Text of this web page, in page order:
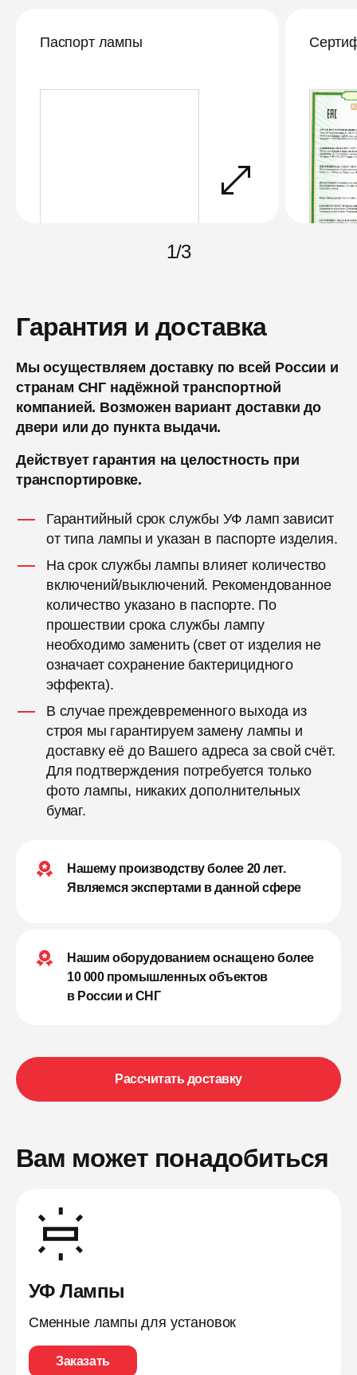
Паспорт лампы
1/3
Гарантия и доставка
Мы осуществляем доставку по всей России и
странам СНГ надёжной транспортной
компанией. Возможен вариант доставки до
двери или до пункта выдачи.
Действует гарантия на целостность при
транспортировке.
Гарантийный срок службы УФ ламп зависит
от типа лампы и указан в паспорте изделия.
На срок службы лампы влияет количество
включений/выключений. Рекомендованное
количество указано в паспорте. По
прошествии срока службы лампу
необходимо заменить (свет от изделия не
означает сохранение бактерицидного
эффекта).
В случае преждевременного выхода из
строя мы гарантируем замену лампы и
доставку её до Вашего адреса за свой счёт.
Для подтверждения потребуется только
фото лампы, никаких дополнительных
бумаг.
Нашему производству более 20 лет.
Являемся экспертами в данной сфере
Нашим оборудованием оснащено более
10 000 промышленных объектов
в России и СНГ
Рассчитать доставку
Вам может понадобиться
УФ Лампы
Сменные лампы для установок
Заказать